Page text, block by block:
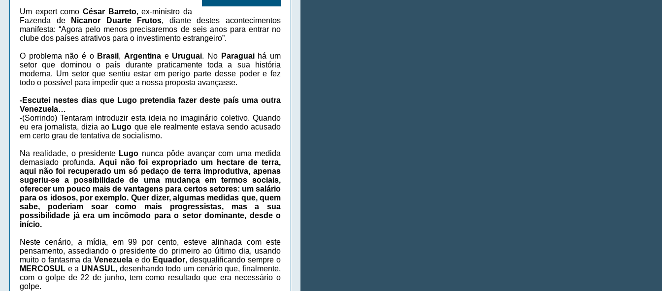
Um expert como César Barreto, ex-ministro da
Fazenda de
Nicanor Duarte Frutos,
diante destes acontecimentos
manifesta: “Agora pelo menos precisaremos de seis anos para entrar no
clube dos países atrativos para o investimento estrangeiro”.
O problema não é o Brasil ,Argentina e Uruguai. No Paraguaihá um
setor que dominou o país durante praticamente toda a sua história
moderna. Um setor que sentiu estar em perigo parte desse poder e fez
todo o possível para impedir que a nossa proposta avançasse.
-Escutei nestes dias que Lugo pretendia fazer deste país uma outra
Venezuela…
-(Sorrindo) Tentaram introduzir esta ideia no imaginário coletivo. Quando
eu era jornalista, dizia ao Lugo que ele realmente estava sendo acusado
em certo grau de tentativa de socialismo.
Na realidade, o presidente Lugo nunca pôde avançar com uma medida
demasiado profunda.Aqui não foi expropriado um hectare de terra,
aqui não foi recuperado um só pedaço de terra improdutiva, apenas
sugeriu-se a possibilidade de uma mudança em termos sociais,
oferecer um pouco mais de vantagens para certos setores: um salário
para os idosos, por exemplo. Quer dizer, algumas medidas que, quem
sabe, poderiam soar como mais progressistas, mas a sua
possibilidade já era um incômodo para o setor dominante, desde o
início.
Neste cenário, a mídia, em 99 por cento, esteve alinhada com este
pensamento, assediando o presidente do primeiro ao último dia, usando
muito o fantasma da Venezuelae do Equador, desqualificando sempre o
MERCOSUL e a UNASUL, desenhando todo um cenário que, finalmente,
com o golpe de 22 de junho, tem como resultado que era necessário o
golpe.